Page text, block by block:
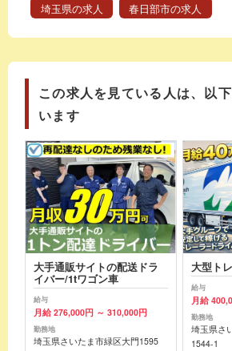
埼玉県の求人 春日部市の求人
この求人を見ている人は、以
います
大手通販サイトの配送ドラ
イバー/1tワゴン車
給与
月給 276,000円 ～ 310,000円
勤務地
埼玉県さいたま市緑区大門1595
大型ト
給与
月給
勤務地
埼玉県さ
1544-1